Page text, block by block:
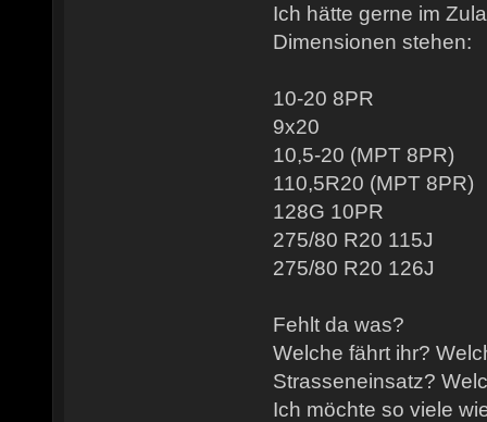
Ich hätte gerne im
Dimensionen stehen:
10-20 8PR
9x20
10,5-20 (MPT 8PR)
110,5R20 (MPT 8PR)
128G 10PR
275/80 R20 115J
275/80 R20 126J
Fehlt da was?
Welche fährt ihr?
Strasseneinsatz?
Ich möchte so viele